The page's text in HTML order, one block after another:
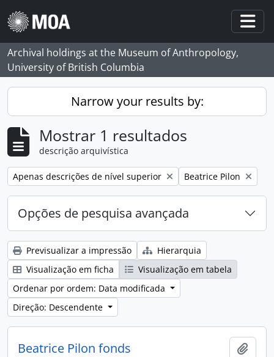
Skip to main content
Archival holdings at the Museum of Anthropology,
University of British Columbia
Narrow your results by:
Mostrar 1 resultados
descrição arquivística
Remove filter:
Apenas descrições de nível superior Remove filter:
Beatrice Pilon
Opções de pesquisa avançada
Previsualizar a impressão
Hierarquia
Visualização em ficha
Visualização em tabela
Ordenar por ordem: Data modificada
Direção: Descendente
Beatrice Pilon fonds